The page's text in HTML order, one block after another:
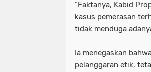
“Faktanya, Kabid
kasus pemerasan
tidak menduga
Ia menegaskan
pelanggaran etik,